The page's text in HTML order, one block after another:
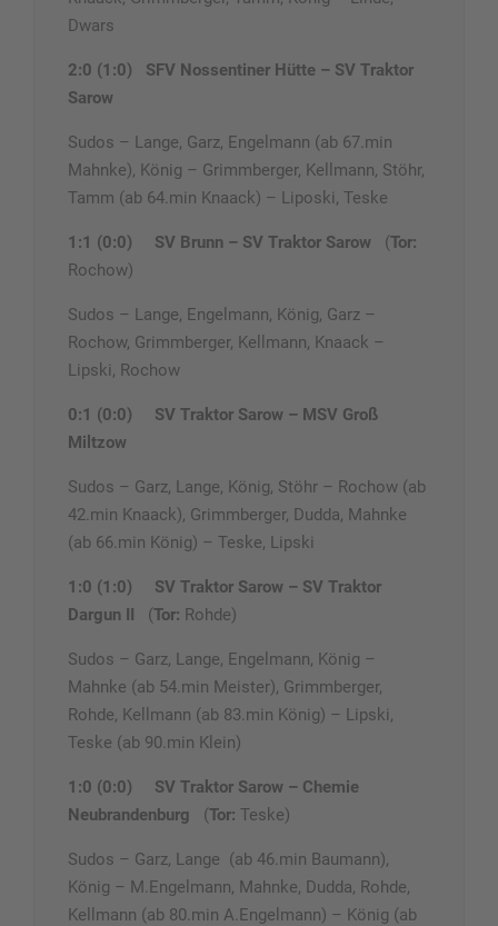
Dwars
2:0 (1:0)
SFV Nossentiner Hütte – SV Traktor
Sarow
Sudos – Lange, Garz, Engelmann (ab 67.min
Mahnke), König – Grimmberger, Kellmann, Stöhr,
Tamm (ab 64.min Knaack) – Liposki, Teske
1:1 (0:0) SV Brunn – SV Traktor Sarow (Tor:
Rochow)
Sudos – Lange, Engelmann, König, Garz –
Rochow, Grimmberger, Kellmann, Knaack –
Lipski, Rochow
0:1 (0:0)
SV Traktor Sarow – MSV Groß
Miltzow
Sudos – Garz, Lange, König, Stöhr – Rochow (ab
42.min Knaack), Grimmberger, Dudda, Mahnke
(ab 66.min König) – Teske, Lipski
1:0 (1:0)
SV Traktor Sarow – SV Traktor
Dargun II
(Tor: Rohde)
Sudos – Garz, Lange, Engelmann, König –
Mahnke (ab 54.min Meister), Grimmberger,
Rohde, Kellmann (ab 83.min König) – Lipski,
Teske (ab 90.min Klein)
1:0 (0:0)
SV Traktor Sarow – Chemie
Neubrandenburg (Tor: Teske)
Sudos – Garz, Lange (ab 46.min Baumann),
König – M.Engelmann, Mahnke, Dudda, Rohde,
Kellmann (ab 80.min A.Engelmann) – König (ab